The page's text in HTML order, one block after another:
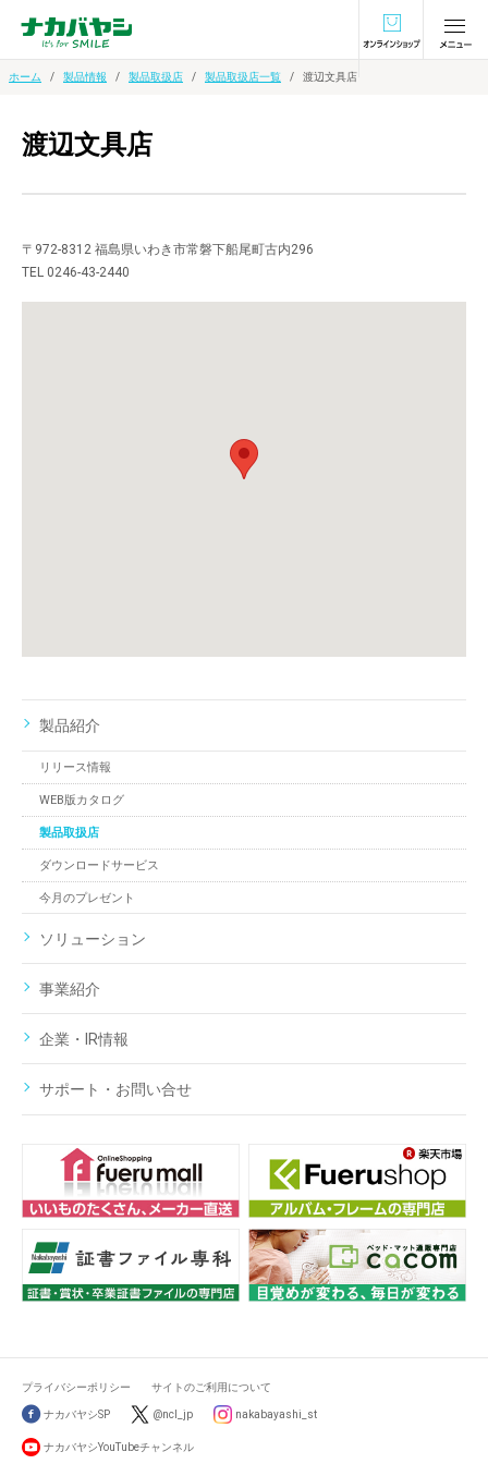
オンラインショ
ホーム 製品情報 製品取扱店 製品取扱店一覧 渡辺文具店
渡辺文具店
〒972-8312 福島県いわき市常磐下船尾町古内296
TEL 0246-43-2440
製品紹介
リリース情報
WEB版カタログ
製品取扱店
ダウンロードサービス
今月のプレゼント
ソリューション
事業紹介
企業・IR情報
サポート・お問い合せ
プライバシーポリシー サイトのご利用について
ナカバヤシSP @ncl_jp nakabayashi_st
ナカバヤシYouTubeチャンネル